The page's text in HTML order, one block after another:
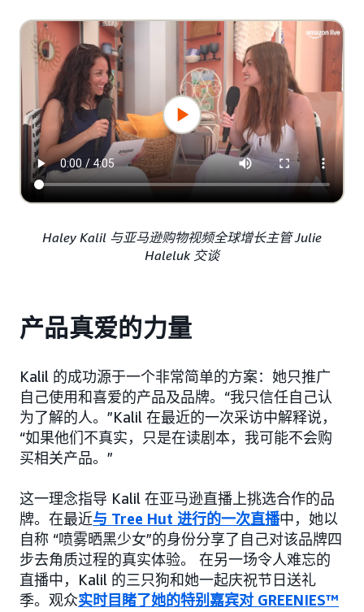
Haley Kalil 与亚马逊购物视频全球增长主管 Julie
Haleluk 交谈
产品真爱的力量
Kalil 的成功源于一个非常简单的方案：她只推广
自己使用和喜爱的产品及品牌。“我只信任自己认
为了解的人。”Kalil 在最近的一次采访中解释说，
“如果他们不真实，只是在读剧本，我可能不会购
买相关产品。”
这一理念指导 Kalil 在亚马逊直播上挑选合作的品
牌。在最近与 Tree Hut 进行的一次直播中，她以
自称 “喷雾晒黑少女”的身份分享了自己对该品牌四
步去角质过程的真实体验。 在另一场令人难忘的
直播中，Kalil 的三只狗和她一起庆祝节日送礼
季。观众实时目睹了她的特别嘉宾对 GREENIES™